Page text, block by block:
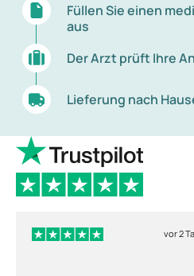
Füllen Sie einen
aus
Der Arzt prüft Ihre
Lieferung nach
vor 2